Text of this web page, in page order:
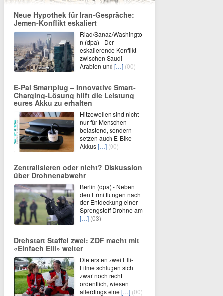
Neue Hypothek für Iran-Gespräche:
Jemen-Konflikt eskaliert
Riad/Sanaa/Washingto
n (dpa) - Der
eskalierende Konflikt
zwischen Saudi-
Arabien und […] (00)
E-Pal Smartplug – Innovative Smart-
Charging-Lösung hilft die Leistung
eures Akku zu erhalten
Hitzewellen sind nicht
nur für Menschen
belastend, sondern
setzen auch E-Bike-
Akkus[…] (00)
Zentralisieren oder nicht? Diskussion
über Drohnenabwehr
Berlin (dpa) - Neben
den Ermittlungen nach
der Entdeckung einer
Sprengstoff-Drohne am
[…] (03)
Drehstart Staffel zwei: ZDF macht mit
«Einfach Elli» weiter
Die ersten zwei Elli-
Filme schlugen sich
zwar noch recht
ordentlich, wiesen
allerdings eine […] (00)